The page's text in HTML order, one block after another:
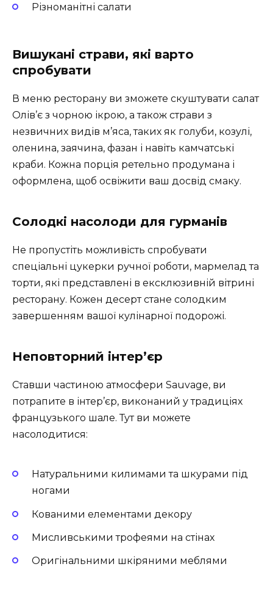
Різноманітні салати
Вишукані страви, які варто
спробувати
В меню ресторану ви зможете скуштувати салат
Олів’є з чорною ікрою, а також страви з
незвичних видів м’яса, таких як голуби, козулі,
оленина, заячина, фазан і навіть камчатські
краби. Кожна порція ретельно продумана і
оформлена, щоб освіжити ваш досвід смаку.
Солодкі насолоди для гурманів
Не пропустіть можливість спробувати
спеціальні цукерки ручної роботи, мармелад та
торти, які представлені в ексклюзивній вітрині
ресторану. Кожен десерт стане солодким
завершенням вашої кулінарної подорожі.
Неповторний інтер’єр
Ставши частиною атмосфери Sauvage, ви
потрапите в інтер’єр, виконаний у традиціях
французького шале. Тут ви можете
насолодитися:
Натуральними килимами та шкурами під
ногами
Кованими елементами декору
Мисливськими трофеями на стінах
Оригінальними шкіряними меблями